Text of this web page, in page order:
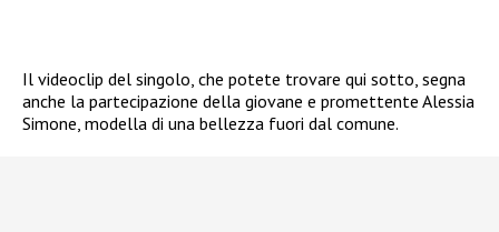
Il videoclip del singolo, che potete trovare qui sotto, segna
anche la partecipazione della giovane e promettente Alessia
Simone, modella di una bellezza fuori dal comune.